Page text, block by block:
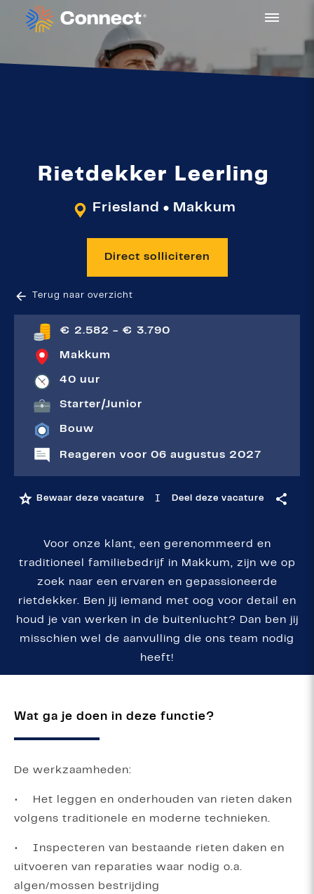
Rietdekker Leerling
Friesland ● Makkum
Direct solliciteren
Terug naar overzicht
€ 2.582 - € 3.790
Makkum
40 uur
Starter|Junior
Bouw
Reageren voor 06 augustus 2027
Bewaar deze vacature I Deel deze vacature
Voor onze klant, een gerenommeerd en
traditioneel familiebedrijf in Makkum, zijn we op
zoek naar een ervaren en gepassioneerde
rietdekker. Ben jij iemand met oog voor detail en
houd je van werken in de buitenlucht? Dan ben jij
misschien wel de aanvulling die ons team nodig
heeft!
Wat ga je doen in deze functie?
De werkzaamheden:
• Het leggen en onderhouden van rieten daken
volgens traditionele en moderne technieken.
• Inspecteren van bestaande rieten daken en
uitvoeren van reparaties waar nodig o.a.
algen/mossen bestrijding